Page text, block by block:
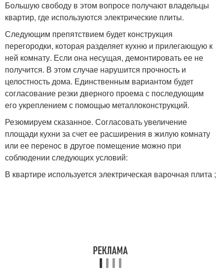
Большую свободу в этом вопросе получают владельцы
квартир, где используются электрические плиты.
Следующим препятствием будет конструкция
перегородки, которая разделяет кухню и прилегающую к
ней комнату. Если она несущая, демонтировать ее не
получится. В этом случае нарушится прочность и
целостность дома. Единственным вариантом будет
согласование резки дверного проема с последующим
его укреплением с помощью металлоконструкций.
Резюмируем сказанное. Согласовать увеличение
площади кухни за счет ее расширения в жилую комнату
или ее перенос в другое помещение можно при
соблюдении следующих условий:
В квартире используется электрическая варочная плита ;